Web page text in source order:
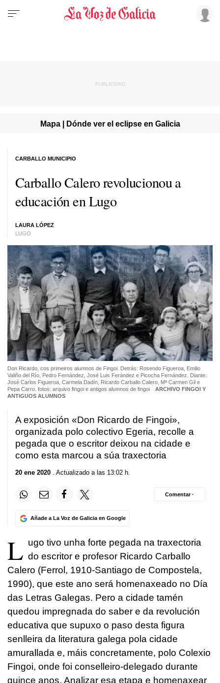
Mapa | Dónde ver el eclipse en Galicia
Carballo Calero revolucionou a
educación en Lugo
LAURA LÓPEZ
LUGO
CARBALLO MUNICIPIO
Don Ricardo, cos primeiros alumnos de Fingoi. Detrás: Rosendo Figueroa, Emilio
Valiño del Río, Pedro Fernández, José Luis Ferández e Picocha Fernández. Diante:
José Carlos Figueroa, Carmela Dadín, Ricardo Carballo Calero, Mª Carmen Gil e
Pepa Carro. fotos: arquivo fingoi e antigos alumnos de fingoi
ARCHIVO FINGOI Y
ANTIGUOS ALUMNOS
A exposición «Don Ricardo de Fingoi»,
organizada polo colectivo Egeria, recolle a
pegada que o escritor deixou na cidade e
como esta marcou a súa traxectoria
20 ene 2020 . Actualizado a las 13:02 h.
Añade a La Voz de Galicia en Google
Comentar ·
L ugo tivo unha forte pegada na traxectoria
do escritor e profesor Ricardo Carballo
Calero (Ferrol, 1910-Santiago de Compostela,
1990), que este ano será homenaxeado no Día
das Letras Galegas. Pero a cidade tamén
quedou impregnada do saber e da revolución
educativa que supuxo o paso desta figura
senlleira da literatura galega pola cidade
amurallada e, máis concretamente, polo Colexio
Fingoi, onde foi conselleiro-delegado durante
quince anos. Analizar esa etapa e homenaxear